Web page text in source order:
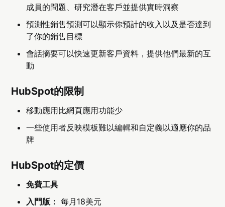
成員的問題、研究潛在客戶並提供實時洞察
預測性銷售預測可以顯示你預計的收入以及是否達到
了你的銷售目標
會話摘要可以快速更新客戶資料，提供他們最新的互
動
HubSpot的限制
移動應用比網頁應用功能少
一些使用者反映模板難以編輯和自定義以適應你的品
牌
HubSpot的定價
免費工具
入門版： 每月18美元